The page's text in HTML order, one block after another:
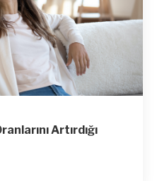
Artırdığı